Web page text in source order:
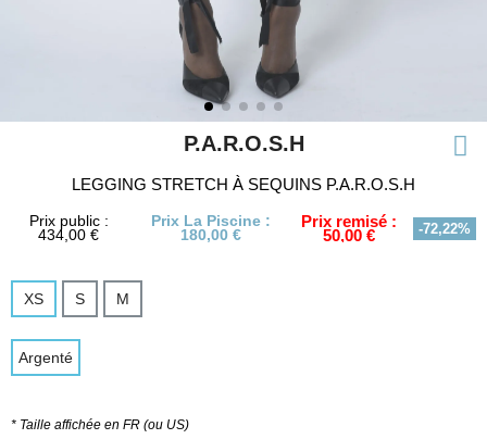
P.A.R.O.S.H
LEGGING STRETCH À SEQUINS P.A.R.O.S.H
Prix public :
434,00 €
Prix La Piscine :
180,00 €
Prix remisé :
50,00 € -72,22%
XS S M
Argenté
* Taille affichée en FR (ou US)